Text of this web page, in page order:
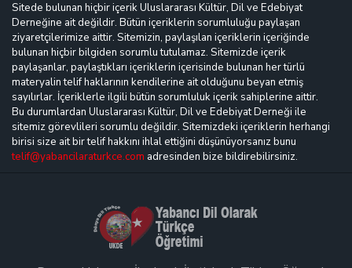
Sitede bulunan hiçbir içerik Uluslararası Kültür, Dil ve Edebiyat
Derneğine ait değildir. Bütün içeriklerin sorumluluğu paylaşan
ziyaretçilerimize aittir. Sitemizin, paylaşılan içeriklerin içeriğinde
bulunan hiçbir bilgiden sorumlu tutulamaz. Sitemizde içerik
paylaşanlar, paylaştıkları içeriklerin içerisinde bulunan her türlü
materyalin telif haklarının kendilerine ait olduğunu beyan etmiş
sayılırlar. İçeriklerle ilgili bütün sorumluluk içerik sahiplerine aittir.
Bu durumlardan Uluslararası Kültür, Dil ve Edebiyat Derneği ile
sitemiz görevlileri sorumlu değildir. Sitemizdeki içeriklerin herhangi
birisi size ait bir telif hakkını ihlal ettiğini düşünüyorsanız bunu
telif@yabancilaraturkce.com adresinden bize bildirebilirsiniz.